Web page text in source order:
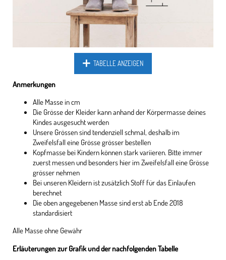
TABELLE ANZEIGEN
Anmerkungen
Alle Masse in cm
Die Grösse der Kleider kann anhand der Körpermasse deines
Kindes ausgesucht werden
Unsere Grössen sind tendenziell schmal, deshalb im
Zweifelsfall eine Grösse grösser bestellen
Kopfmasse bei Kindern können stark variieren. Bitte immer
zuerst messen und besonders hier im Zweifelsfall eine Grösse
grösser nehmen
Bei unseren Kleidern ist zusätzlich Stoff für das Einlaufen
berechnet
Die oben angegebenen Masse sind erst ab Ende 2018
standardisiert
Alle Masse ohne Gewähr
Erläuterungen zur Grafik und der nachfolgenden Tabelle